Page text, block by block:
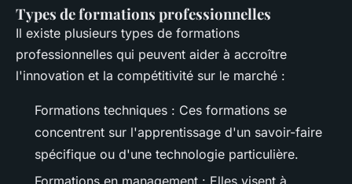
Types de formations professionnelles
Il existe plusieurs types de formations
professionnelles qui peuvent aider à accroître
l'innovation et la compétitivité sur le marché :
Formations techniques : Ces formations se
concentrent sur l'apprentissage d'un savoir-faire
spécifique ou d'une technologie particulière.